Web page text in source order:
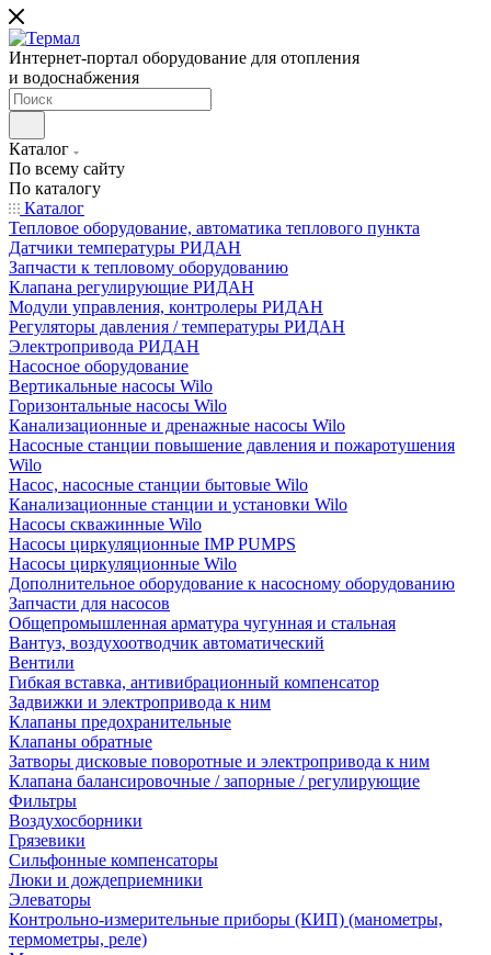
Интернет-портал оборудование для отопления
и водоснабжения
Каталог
По всему сайту
По каталогу
Каталог
Тепловое оборудование, автоматика теплового пункта
Датчики температуры РИДАН
Запчасти к тепловому оборудованию
Клапана регулирующие РИДАН
Модули управления, контролеры РИДАН
Регуляторы давления / температуры РИДАН
Электропривода РИДАН
Насосное оборудование
Вертикальные насосы Wilo
Горизонтальные насосы Wilo
Канализационные и дренажные насосы Wilo
Насосные станции повышение давления и пожаротушения
Wilo
Насос, насосные станции бытовые Wilo
Канализационные станции и установки Wilo
Насосы скважинные Wilo
Насосы циркуляционные IMP PUMPS
Насосы циркуляционные Wilo
Дополнительное оборудование к насосному оборудованию
Запчасти для насосов
Общепромышленная арматура чугунная и стальная
Вантуз, воздухоотводчик автоматический
Вентили
Гибкая вставка, антивибрационный компенсатор
Задвижки и электропривода к ним
Клапаны предохранительные
Клапаны обратные
Затворы дисковые поворотные и электропривода к ним
Клапана балансировочные / запорные / регулирующие
Фильтры
Воздухосборники
Грязевики
Сильфонные компенсаторы
Люки и дождеприемники
Элеваторы
Контрольно-измерительные приборы (КИП) (манометры,
термометры, реле)